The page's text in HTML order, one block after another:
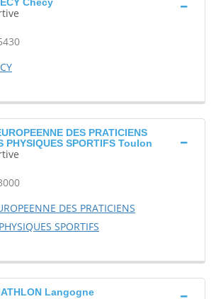
DES PRATICIENS
PHYSIQUES SPORTIFS Toulon
DES PRATICIENS
SPORTIFS
Langogne